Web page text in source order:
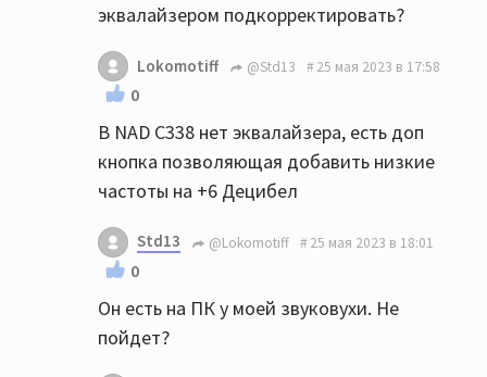
эквалайзером подкорректировать?
Lokomotiff @Std13 25 мая 2023 в 17:58
0
В NAD C338 нет эквалайзера, есть доп
кнопка позволяющая добавить низкие
частоты на +6 Децибел
Std13 @Lokomotiff 25 мая 2023 в 18:01
0
Он есть на ПК у моей звуковухи. Не
пойдет?